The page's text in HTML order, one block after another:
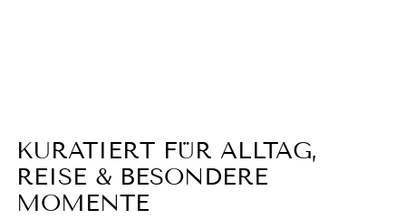
KURATIERT FÜR ALLTAG,
REISE & BESONDERE
MOMENTE